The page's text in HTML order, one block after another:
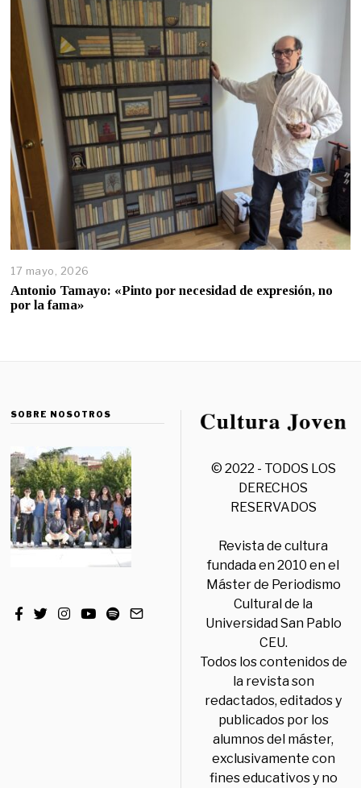
17 mayo, 2026
Antonio Tamayo: «Pinto por necesidad de expresión, no
por la fama»
SOBRE NOSOTROS
© 2022 - TODOS LOS
DERECHOS
RESERVADOS
Revista de cultura
fundada en 2010 en el
Máster de Periodismo
Cultural de la
Universidad San Pablo
CEU.
Todos los contenidos de
la revista son
redactados, editados y
publicados por los
alumnos del máster,
exclusivamente con
fines educativos y no